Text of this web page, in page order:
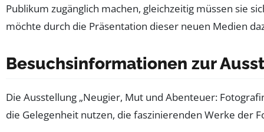
Publikum zugänglich machen, gleichzeitig müssen sie
möchte durch die Präsentation dieser neuen Medien
Besuchsinformationen zur
Die Ausstellung „Neugier, Mut und Abenteuer:
die Gelegenheit nutzen, die faszinierenden Werke der